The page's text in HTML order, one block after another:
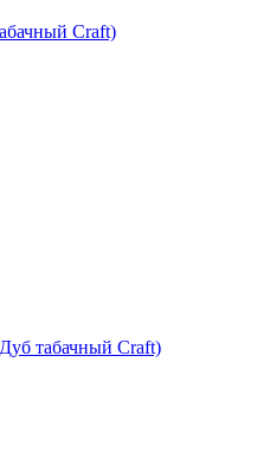
Craft)
табачный Craft)